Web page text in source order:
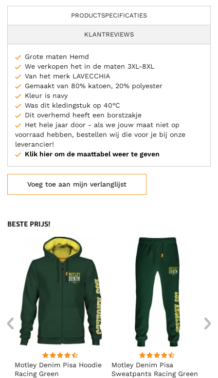
PRODUCTSPECIFICATIES
KLANTREVIEWS
Grote maten Hemd
We verkopen het in de maten 3XL-8XL
Van het merk LAVECCHIA
Gemaakt van 80% katoen, 20% polyester
Kleur is navy
Was dit kledingstuk op 40°C
Dit overhemd heeft een borstzakje
Het hele jaar door - als we jouw maat niet op
voorraad hebben, bestellen wij die voor je bij onze
leverancier!
Klik hier om de maattabel weer te geven
Voeg toe aan mijn verlanglijst
BESTE PRIJS!
Motley Denim Pisa Hoodie
Racing Green
Motley Denim Pisa
Sweatpants Racing Green